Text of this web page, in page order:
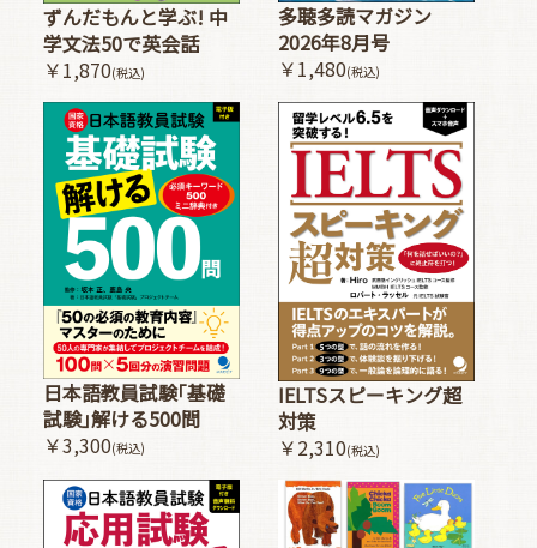
ずんだもんと学ぶ! 中
学文法50で英会話
￥1,870(税込)
多聴多読マガジン
2026年8月号
￥1,480(税込)
日本語教員試験｢基礎
試験｣解ける500問
￥3,300(税込)
IELTSスピーキング超
対策
￥2,310(税込)